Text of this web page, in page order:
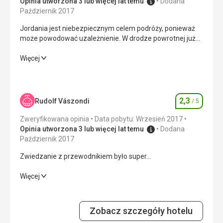
Październik 2017
Jordania jest niebezpiecznym celem podróży, ponieważ
może powodować uzależnienie. W drodze powrotnej już
Jordania jest niebezpiecznym celem podróży, ponieważ
Wyżywienie 4,0/ 5
Zakwaterowanie 3,0
Okolica
Usługi
Cena
idealny pod każdym względem
Więcej
Rudolf Vászondi Ocena
2,3 / 5
Zweryfikowana opinia
Data pobytu: Wrzesień 2017
Opinia utworzona 3 lub więcej lat temu
Dodana
Październik 2017
Zwiedzanie z przewodnikiem było super...
Zwiedzanie z przewodnikiem było super...
2,0 / 5
Więcej
Zobacz szczegóły hotelu